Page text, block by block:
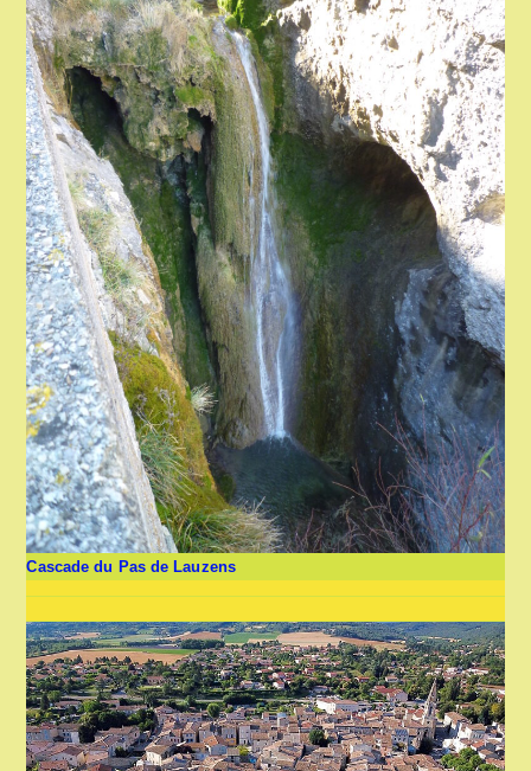
Cascade du Pas de Lauzens